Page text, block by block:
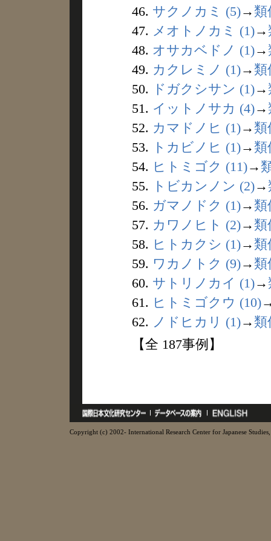
46. サクノカミ (5)→ 類
47. メオトノカミ (1)→
48. オサカベドノ (1)→
49. カクレミノ (1)→ 類
50.
ドガクシサン (1)→
51. イットノサカ (4)→
52. カマドノヒ (1)→ 類
53.
トカビノヒ (1)→ 類
54. ヒトミゴク (11)→
55.
トビカンノン (2)→
56. ガマノドク (1)→ 類
57. カワノヒト (2)→ 類
58. ヒトカクシ (1)→ 類
59. ワカノトク (9)→ 類
60. サトリノカイ (1)→
61. ヒトミゴクウ (10)
62. ノドヒカリ (1)→ 類
【全 187事例】
Copyright (c) 2002- International Research Center for Japanese